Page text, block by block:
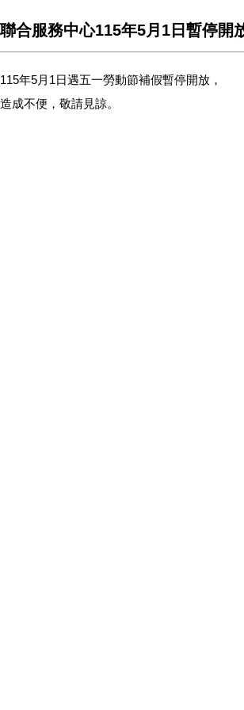
聯合服務中心115年5月1日暫停開
115年5月1日遇五一勞動節補假暫停開放，
造成不便，敬請見諒。